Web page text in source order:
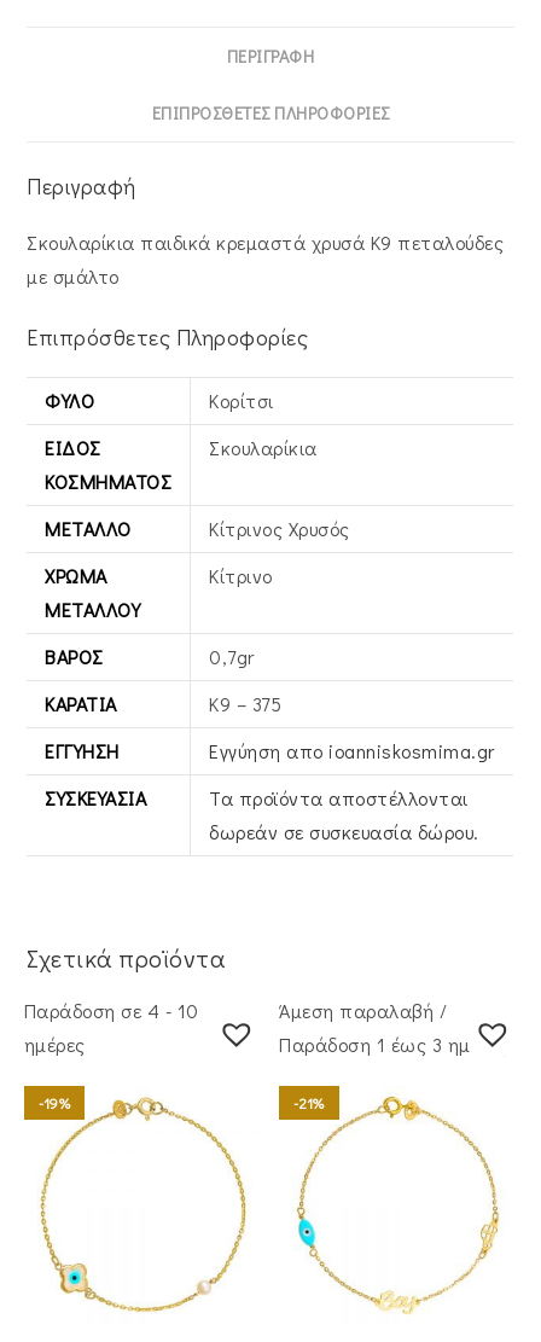
ΠΕΡΙΓΡΑΦΉ
ΕΠΙΠΡΌΣΘΕΤΕΣ ΠΛΗΡΟΦΟΡΊΕΣ
Περιγραφή
Σκουλαρίκια παιδικά κρεμαστά χρυσά Κ9 πεταλούδες
με σμάλτο
Επιπρόσθετες Πληροφορίες
ΦΎΛΟ
Κορίτσι
ΕΊΔΟΣ
ΚΟΣΜΉΜΑΤΟΣ
Σκουλαρίκια
ΜΈΤΑΛΛΟ
Κίτρινος Xρυσός
ΧΡΏΜΑ
ΜΕΤΆΛΛΟΥ
Κίτρινο
ΒΆΡΟΣ
0,7gr
ΚΑΡΆΤΙΑ
Κ9 – 375
ΕΓΓΎΗΣΗ
Εγγύηση απο ioanniskosmima.gr
ΣΥΣΚΕΥΑΣΊΑ
Τα προϊόντα αποστέλλονται
δωρεάν σε συσκευασία δώρου.
Σχετικά προϊόντα
Παράδοση σε 4 - 10
ημέρες
-19%
Άμεση παραλαβή /
Παράδoση 1 έως 3 ημέρες
-21%